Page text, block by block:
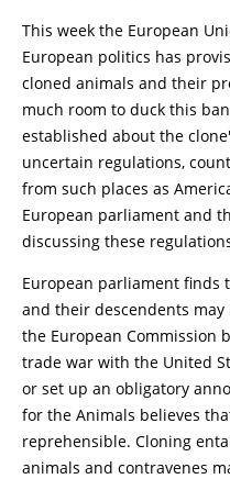
This week the European
European politics has
cloned animals and their
much room to duck this
established about the
uncertain regulations,
from such places as
European parliament and
discussing these
European parliament finds
and their descendents
the European Commission
trade war with the United
or set up an obligatory
for the Animals believes
reprehensible. Cloning
animals and contravenes